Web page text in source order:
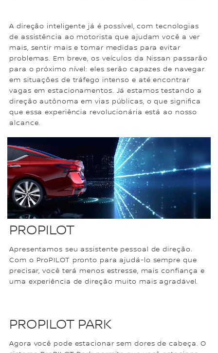
A direção inteligente já é possível, com tecnologias
de assistência ao motorista que ajudam você a ver
mais, sentir mais e tomar medidas para evitar
problemas. Em breve, os veículos da Nissan passarão
para o próximo nível: eles serão capazes de navegar
em situações de tráfego intenso e até encontrar
vagas em estacionamentos. Já estamos testando a
direção autônoma em vias públicas, o que significa
que essa experiência revolucionária está ao nosso
alcance.
PROPILOT
Apresentamos seu assistente pessoal de direção.
Com o ProPILOT pronto para ajudá-lo sempre que
precisar, você terá menos estresse, mais confiança e
uma experiência de direção muito mais agradável.
PROPILOT PARK
Agora você pode estacionar sem dores de cabeça. O